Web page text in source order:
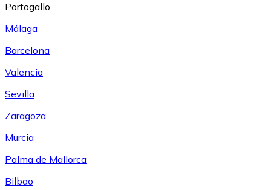
Portogallo
Málaga
Barcelona
Valencia
Sevilla
Zaragoza
Murcia
Palma de Mallorca
Bilbao